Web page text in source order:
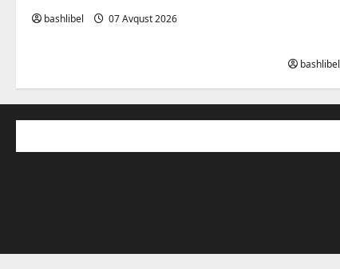
bashlibel 07 Avqust 2026
bashlibel